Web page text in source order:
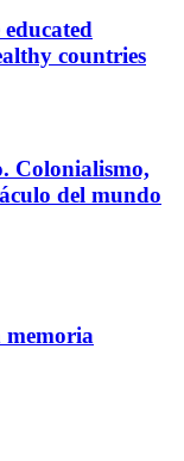
countries
Colonialismo,
del mundo